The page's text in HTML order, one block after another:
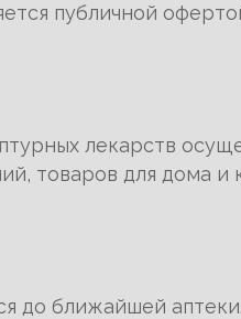
публичной
лекарств
товаров для дома и
до ближайшей аптеки.